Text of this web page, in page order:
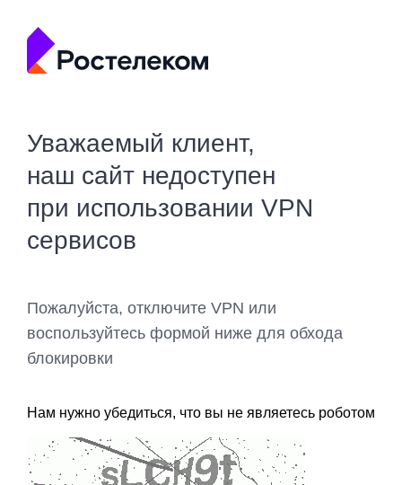
Уважаемый клиент,
наш сайт недоступен
при использовании VPN
сервисов
Пожалуйста, отключите VPN или
воспользуйтесь формой ниже для обхода
блокировки
Нам нужно убедиться, что вы не являетесь роботом